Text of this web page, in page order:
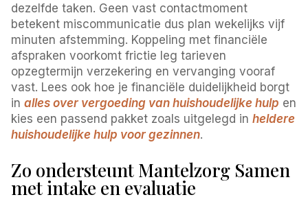
dezelfde taken. Geen vast contactmoment
betekent miscommunicatie dus plan wekelijks vijf
minuten afstemming. Koppeling met financiële
afspraken voorkomt frictie leg tarieven
opzegtermijn verzekering en vervanging vooraf
vast. Lees ook hoe je financiële duidelijkheid borgt
inalles over vergoeding van huishoudelijke hulp en
kies een passend pakket zoals uitgelegd inheldere
huishoudelijke hulp voor gezinnen.
Zo ondersteunt Mantelzorg Samen
met intake en evaluatie